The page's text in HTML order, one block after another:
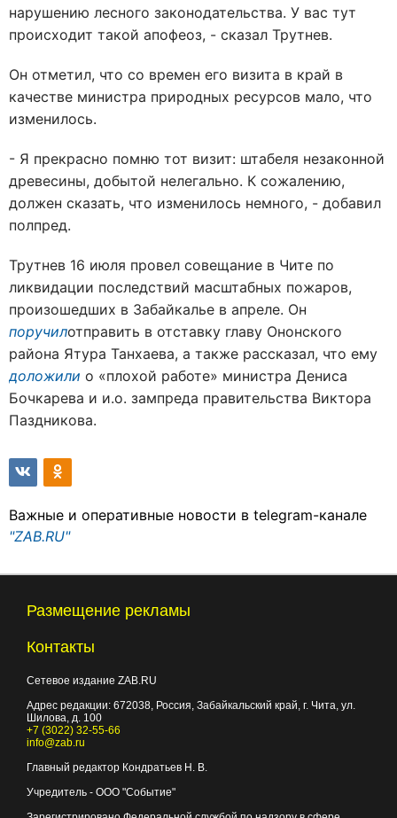
нарушению лесного законодательства. У вас тут
происходит такой апофеоз, - сказал Трутнев.
Он отметил, что со времен его визита в край в
качестве министра природных ресурсов мало, что
изменилось.
- Я прекрасно помню тот визит: штабеля незаконной
древесины, добытой нелегально. К сожалению,
должен сказать, что изменилось немного, - добавил
полпред.
Трутнев 16 июля провел совещание в Чите по
ликвидации последствий масштабных пожаров,
произошедших в Забайкалье в апреле. Он
поручилотправить в отставку главу Ононского
района Ятура Танхаева, а также рассказал, что ему
доложили о «плохой работе» министра Дениса
Бочкарева и и.о. зампреда правительства Виктора
Паздникова.
Важные и оперативные новости в telegram-канале
"ZAB.RU"
Размещение рекламы
Контакты
Сетевое издание ZAB.RU
Адрес редакции: 672038, Россия, Забайкальский край, г. Чита, ул.
Шилова, д. 100
+7 (3022) 32-55-66
info@zab.ru
Главный редактор Кондратьев Н. В.
Учредитель - ООО "Событие"